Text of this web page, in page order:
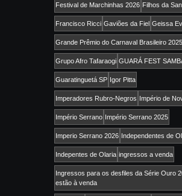
Festival de Marchinhas 2026 Filhos da
Francisco Ricci Gaviões da Fiel Geissa
Grande Prêmio do Carnaval Brasileiro 2025
Grupo Afro Tafaraogi GUARÁ FEST
Guaratinguetá SP Igor Pitta
Imperadores Rubro-Negros Império de
Império Serrano Império Serrano 2025
Imperio Serrano 2026 Independentes de
Indepentes de Olaria ingressos a venda
Ingressos para os desfiles da Série Ouro
estão à venda